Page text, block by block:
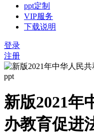
ppt定制
VIP服务
下载说明
登录
注册
新版2021年
办教育促进